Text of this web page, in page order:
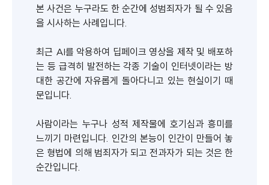
본 사건은 누구라도 한 순간에 성범죄자가 될 수 있음
을 시사하는 사례입니다.
최근 AI를 악용하여 딥페이크 영상을 제작 및 배포하
는 등 급격히 발전하는 각종 기술이 인터넷이라는 방
대한 공간에 자유롭게 돌아다니고 있는 현실이기 때
문입니다.
사람이라는 누구나 성적 제작물에 호기심과 흥미를
느끼기 마련입니다. 인간의 본능이 인간이 만들어 놓
은 형법에 의해 범죄자가 되고 전과자가 되는 것은 한
순간입니다.